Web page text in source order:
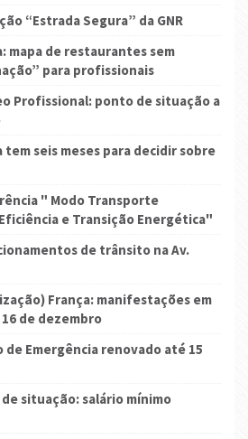
“Estrada Segura” da GNR
mapa de restaurantes sem
para profissionais
Profissional: ponto de situação a
tem seis meses para decidir sobre
" Modo Transporte
e Transição Energética"
de trânsito na Av.
França: manifestações em
de dezembro
de Emergência renovado até 15
situação: salário mínimo